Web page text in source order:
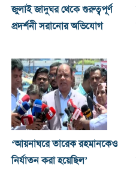
জুলাই জাদুঘর থেকে গুরুত্বপূর্ণ
প্রদর্শনী সরানোর অভিযোগ
‘আয়নাঘরে তারেক রহমানকেও
নির্যাতন করা হয়েছিল’